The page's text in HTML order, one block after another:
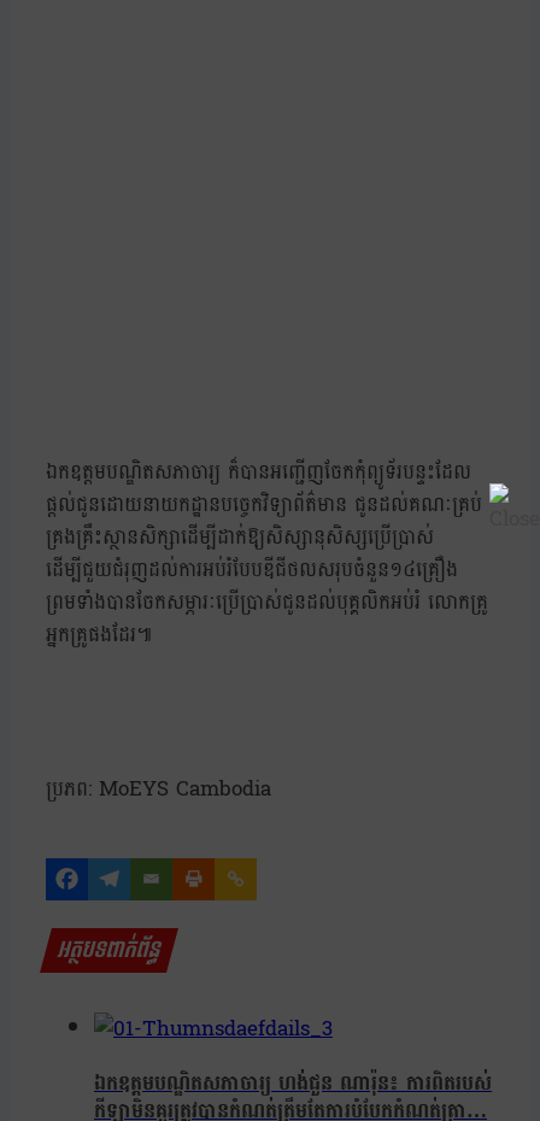
ឯកឧត្តមបណ្ឌិតសភាចារ្យ ក៏បានអញ្ជើញចែកកុំព្យូទ័របន្ទះដែល
ផ្តល់ជូនដោយនាយកដ្ឋានបច្ចេកវិទ្យាព័ត៌មាន ជូនដល់គណៈគ្រប់
គ្រងគ្រឹះស្ថានសិក្សាដើម្បីដាក់ឱ្យសិស្សានុសិស្សប្រើប្រាស់
ដើម្បីជួយជំរុញដល់ការអប់រំបែបឌីជីថលសរុបចំនួន១៤គ្រឿង
ព្រមទាំងបានចែកសម្ភារៈប្រើប្រាស់ជូនដល់បុគ្គលិកអប់រំ លោកគ្រូ
អ្នកគ្រូផងដែរ៕
ប្រភព: MoEYS Cambodia
អត្ថបទពាក់ព័ន្ធ
ឯកឧត្តមបណ្ឌិតសភាចារ្យ ហង់ជួន ណារ៉ុន៖ ការពិតរបស់
កីឡាមិនគួរត្រូវបានកំណត់ត្រឹមតែការបំបែកកំណត់ត្រា…